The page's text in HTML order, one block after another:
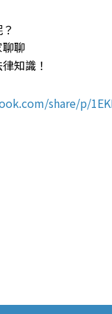
聊
知識！
share/p/